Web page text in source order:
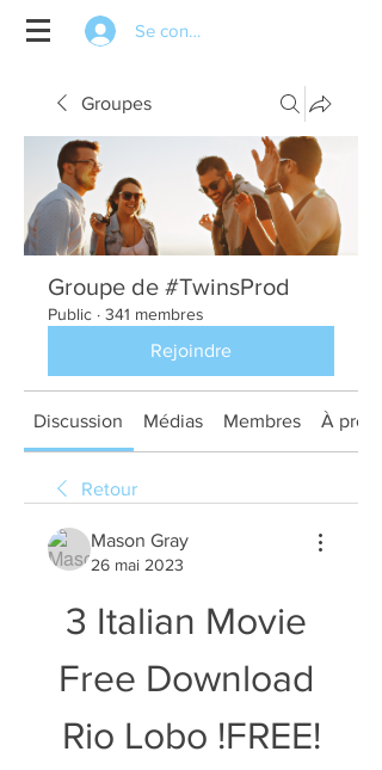
Se connecter
Groupes
Groupe de #TwinsProd
Public · 341 membres
Rejoindre
Discussion Médias Membres À
Retour
Mason Gray
26 mai 2023
3 Italian Movie
Free Download
Rio Lobo !FREE!